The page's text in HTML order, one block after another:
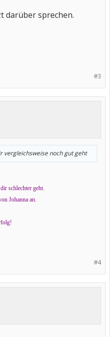
darüber sprechen.
#3
vergleichsweise noch gut geht
schlechter geht.
Johanna an.
#4